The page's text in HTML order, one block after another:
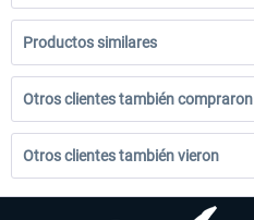
Productos similares
Otros clientes también compraron
Otros clientes también vieron